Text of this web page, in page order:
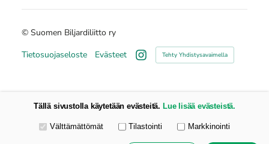
© Suomen Biljardiliitto ry
Tietosuojaseloste
Evästeet
Instagram
Tehty Yhdistysavaimella
Tällä sivustolla käytetään evästeitä. Lue lisää evästeistä.
Valitse käytettävät evästeet
Välttämättömät Tilastointi Markkinointi